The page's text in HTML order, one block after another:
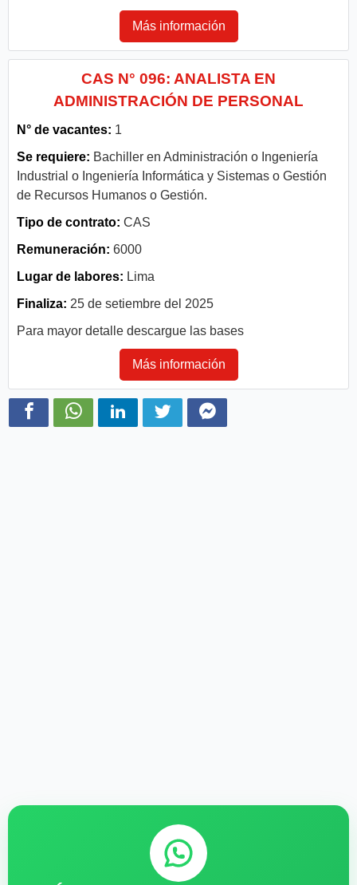
Más información
CAS N° 096: ANALISTA EN
ADMINISTRACIÓN DE PERSONAL
N° de vacantes: 1
Se requiere: Bachiller en Administración o Ingeniería
Industrial o Ingeniería Informática y Sistemas o Gestión
de Recursos Humanos o Gestión.
Tipo de contrato: CAS
Remuneración: 6000
Lugar de labores: Lima
Finaliza: 25 de setiembre del 2025
Para mayor detalle descargue las bases
Más información